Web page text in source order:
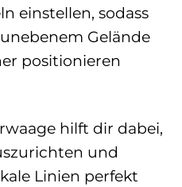
einstellen, sodass
Gelände
positionieren
hilft dir dabei,
und
Linien perfekt